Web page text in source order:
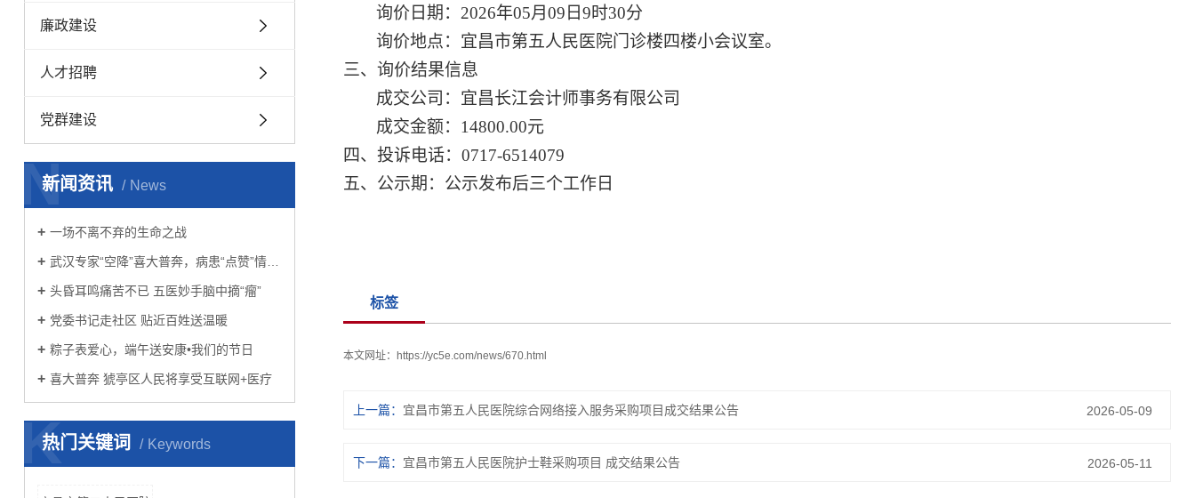
廉政建设
人才招聘
党群建设
新闻资讯 News
N
一场不离不弃的生命之战
武汉专家“空降”喜大普奔，病患“点赞”情难自禁
头昏耳鸣痛苦不已 五医妙手脑中摘“瘤”
党委书记走社区 贴近百姓送温暖
粽子表爱心，端午送安康•我们的节日
喜大普奔 猇亭区人民将享受互联网+医疗
热门关键词 Keywords
K
询价 日期： 2026年05月 09 日9时30分
询价地点：宜昌市第五人民医院门诊楼四楼小会议室。
三、 询价结果信息
成交公司：宜昌长江会计师事务有限公司
成交金额： 14800.00元
四、 投诉电话： 0717-6514079
五、公示期：公示发布后三个工作日
标签
本文网址： https://yc5e.com/news/670.html
上一篇： 宜昌市第五人民医院综合网络接入服务采购项目成交结果公告 2026-05-09
下一篇： 宜昌市第五人民医院护士鞋采购项目 成交结果公告 2026-05-11